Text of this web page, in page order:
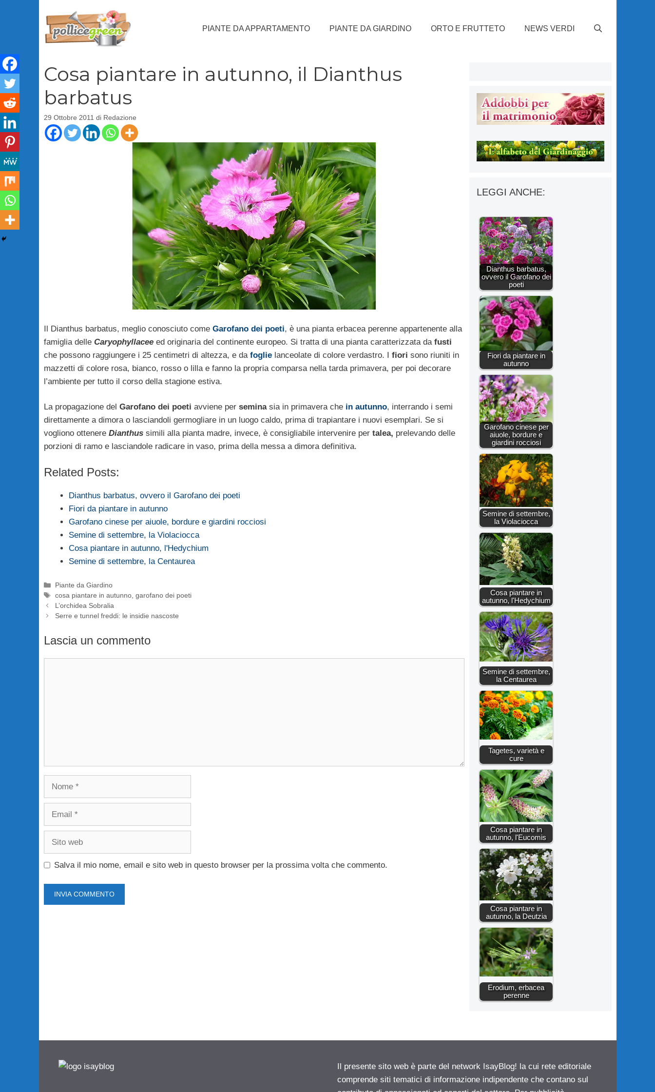
PIANTE DA APPARTAMENTO PIANTE DA GIARDINO ORTO E FRUTTETO NEWS VERDI
Cosa piantare in autunno, il Dianthus
barbatus
29 Ottobre 2011 di Redazione
Il Dianthus barbatus, meglio conosciuto come Garofano dei poeti, è una pianta erbacea perenne appartenente alla
famiglia delle Caryophyllaceeed originaria del continente europeo. Si tratta di una pianta caratterizzata da fusti
che possono raggiungere i 25 centimetri di altezza, e da foglielanceolate di colore verdastro. I fiori sono riuniti in
mazzetti di colore rosa, bianco, rosso o lilla e fanno la propria comparsa nella tarda primavera, per poi decorare
l’ambiente per tutto il corso della stagione estiva.
La propagazione del Garofano dei poeti avviene perseminasia in primavera che in autunno, interrando i semi
direttamente a dimora o lasciandoli germogliare in un luogo caldo, prima di trapiantare i nuovi esemplari. Se si
vogliono ottenereDianthussimili alla pianta madre, invece, è consigliabile intervenire per talea, prelevando delle
porzioni di ramo e lasciandole radicare in vaso, prima della messa a dimora definitiva.
Related Posts:
Dianthus barbatus, ovvero il Garofano dei poeti
Fiori da piantare in autunno
Garofano cinese per aiuole, bordure e giardini rocciosi
Semine di settembre, la Violaciocca
Cosa piantare in autunno, l'Hedychium
Semine di settembre, la Centaurea
Categorie
Piante da Giardino
Tag
cosa piantare in autunno, garofano dei poeti
L’orchidea Sobralia
Serre e tunnel freddi: le insidie nascoste
Lascia un commento
Nome
Email
Sito
Salva il mio nome, email e sito web in questo browser per la prossima volta che commento.
LEGGI ANCHE:
Dianthus barbatus,
ovvero il Garofano dei
poeti
Fiori da piantare in
autunno
Garofano cinese per
aiuole, bordure e
giardini rocciosi
Semine di settembre,
la Violaciocca
Cosa piantare in
autunno, l'Hedychium
Semine di settembre,
la Centaurea
Tagetes, varietà e
cure
Cosa piantare in
autunno, l'Eucomis
Cosa piantare in
autunno, la Deutzia
Erodium, erbacea
perenne
Il presente sito web è parte del network IsayBlog! la cui rete editoriale
comprende siti tematici di informazione indipendente che contano sul